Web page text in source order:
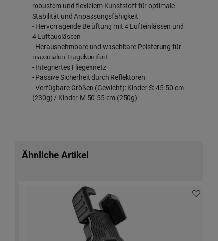
robustem und flexiblem Kunststoff für optimale
Stabilität und Anpassungsfähigkeit
- Hervorragende Belüftung mit 4 Lufteinlässen und
4 Luftauslässen
- Herausnehmbare und waschbare Polsterung für
maximalen Tragekomfort
- Integriertes Fliegennetz
- Passive Sicherheit durch Reflektoren
- Verfügbare Größen (Gewicht): Kinder-S: 45-50 cm
(230g) / Kinder-M 50-55 cm (250g)
Ähnliche Artikel